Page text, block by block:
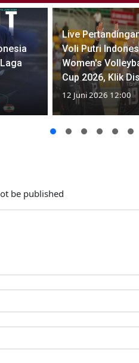
Live
Voli Putri
Women's
Cup 2026, Klik
12 Juni 2026 12:00
be published